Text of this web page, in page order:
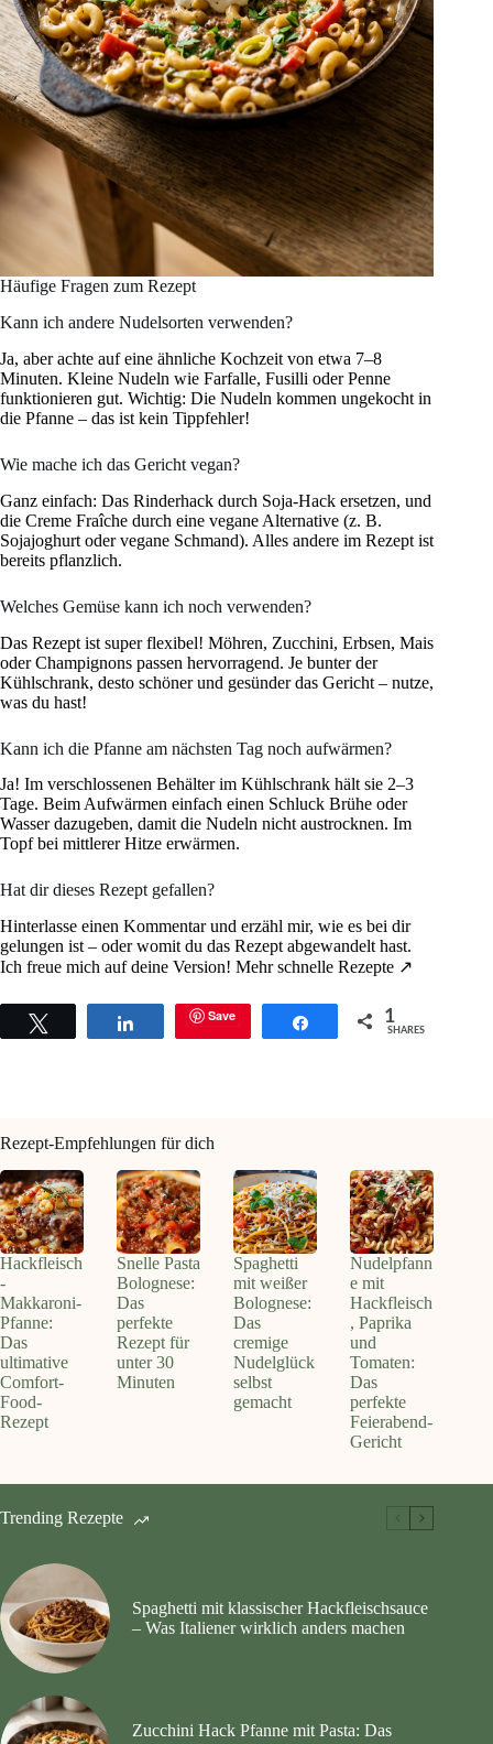
Häufige Fragen zum Rezept
Kann ich andere Nudelsorten verwenden?
Ja, aber achte auf eine ähnliche Kochzeit von etwa 7–8
Minuten. Kleine Nudeln wie Farfalle, Fusilli oder Penne
funktionieren gut. Wichtig: Die Nudeln kommen ungekocht in
die Pfanne – das ist kein Tippfehler!
Wie mache ich das Gericht vegan?
Ganz einfach: Das Rinderhack durch Soja-Hack ersetzen, und
die Creme Fraîche durch eine vegane Alternative (z. B.
Sojajoghurt oder vegane Schmand). Alles andere im Rezept ist
bereits pflanzlich.
Welches Gemüse kann ich noch verwenden?
Das Rezept ist super flexibel! Möhren, Zucchini, Erbsen, Mais
oder Champignons passen hervorragend. Je bunter der
Kühlschrank, desto schöner und gesünder das Gericht – nutze,
was du hast!
Kann ich die Pfanne am nächsten Tag noch aufwärmen?
Ja! Im verschlossenen Behälter im Kühlschrank hält sie 2–3
Tage. Beim Aufwärmen einfach einen Schluck Brühe oder
Wasser dazugeben, damit die Nudeln nicht austrocknen. Im
Topf bei mittlerer Hitze erwärmen.
Hat dir dieses Rezept gefallen?
Hinterlasse einen Kommentar und erzähl mir, wie es bei dir
gelungen ist – oder womit du das Rezept abgewandelt hast.
Ich freue mich auf deine Version! Mehr schnelle Rezepte ↗
Save Share 1
SHARES
Rezept-Empfehlungen für dich
Hackfleisch
-
Makkaroni-
Pfanne:
Das
ultimative
Comfort-
Food-
Rezept
Snelle Pasta
Bolognese:
Das
perfekte
Rezept für
unter 30
Minuten
Spaghetti
mit weißer
Bolognese:
Das
cremige
Nudelglück
selbst
gemacht
Nudelpfann
e mit
Hackfleisch
, Paprika
und
Tomaten:
Das
perfekte
Feierabend-
Gericht
Trending Rezepte
Spaghetti mit klassischer Hackfleischsauce
– Was Italiener wirklich anders machen
Zucchini Hack Pfanne mit Pasta: Das